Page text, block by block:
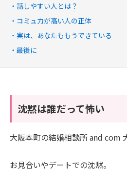
話しやすい人とは？
コミュ力が高い人の正体
実は、あなたももうできている
最後に
沈黙は誰だって怖い
大阪本町の結婚相談所 and com
お見合いやデートでの沈黙。